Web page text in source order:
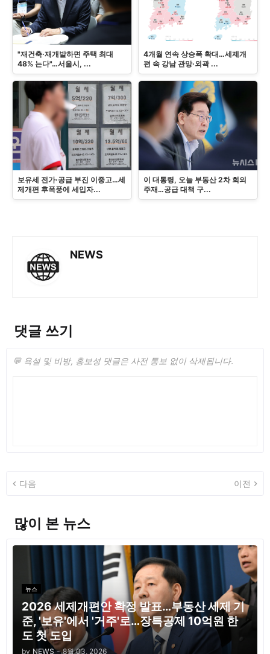
"재건축·재개발하면 주택 최대
48% 는다"…서울시, ...
4개월 연속 상승폭 확대…세제개
편 속 강남 관망·외곽 ...
보유세 전가·공급 부진 이중고…세
제개편 후폭풍에 세입자...
이 대통령, 오늘 부동산 2차 회의
주재…공급 대책 구...
NEWS
댓글 쓰기
💬 욕설 및 비방, 홍보성 댓글은 사전 통보 없이 삭제됩니다.
다음 이전
많이 본 뉴스
뉴스
2026 세제개편안 확정 발표…부동산 세제 기
준, '보유'에서 '거주'로…장특공제 10억원 한
도 첫 도입
by NEWS - 8월 03, 2026